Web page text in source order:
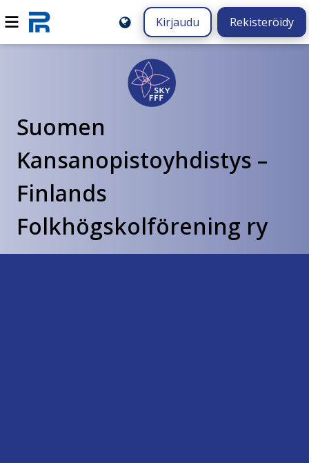
Kirjaudu Rekisteröidy
Suomen
Kansanopistoyhdistys –
Finlands
Folkhögskolförening ry